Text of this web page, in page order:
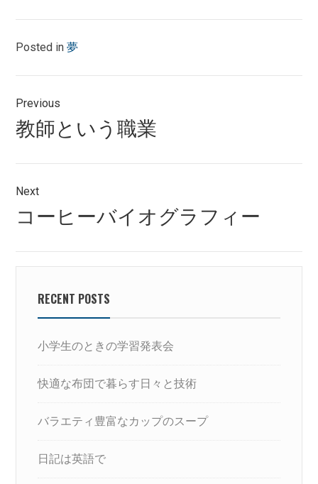
Posted in夢
投
稿
ナ
ビ
ゲ
ー
シ
ョ
ン
Previous
Previous
post:
教師という職業
Next
Next
post:
コーヒーバイオグラフィー
RECENT POSTS
小学生のときの学習発表会
快適な布団で暮らす日々と技術
バラエティ豊富なカップのスープ
日記は英語で